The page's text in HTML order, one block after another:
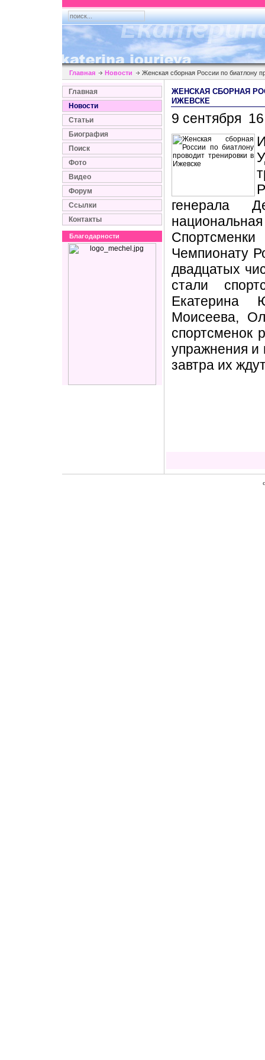
Главная Новости Женская сборная России по биатлону
Главная
Новости
Статьи
Биография
Поиск
Фото
Видео
Форум
Ссылки
Контакты
Благодарности
ЖЕНСКАЯ СБОРНАЯ
ИЖЕВСКЕ
9 сентября
генерала
Чемпионату
двадцатых
стали
Екатерина
Моисеева,
спортсменок
упражнения и
завтра их